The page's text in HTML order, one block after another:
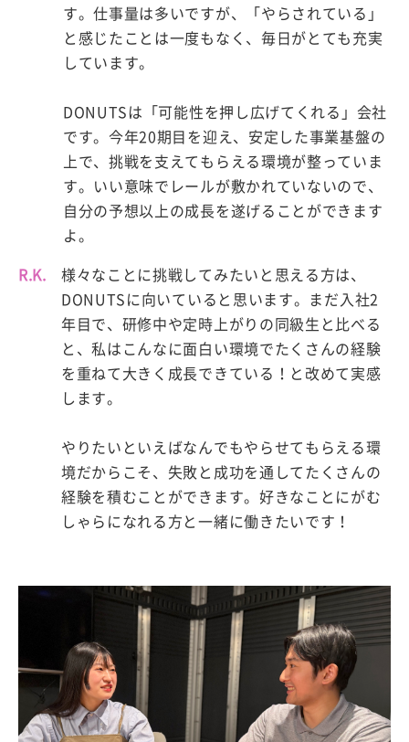
す。仕事量は多いですが、「やらされている」
と感じたことは一度もなく、毎日がとても充実
しています。
DONUTSは「可能性を押し広げてくれる」会社
です。今年20期目を迎え、安定した事業基盤の
上で、挑戦を支えてもらえる環境が整っていま
す。いい意味でレールが敷かれていないので、
自分の予想以上の成長を遂げることができます
よ。
R.K.
様々なことに挑戦してみたいと思える方は、
DONUTSに向いていると思います。まだ入社2
年目で、研修中や定時上がりの同級生と比べる
と、私はこんなに面白い環境でたくさんの経験
を重ねて大きく成長できている！と改めて実感
します。
やりたいといえばなんでもやらせてもらえる環
境だからこそ、失敗と成功を通してたくさんの
経験を積むことができます。好きなことにがむ
しゃらになれる方と一緒に働きたいです！